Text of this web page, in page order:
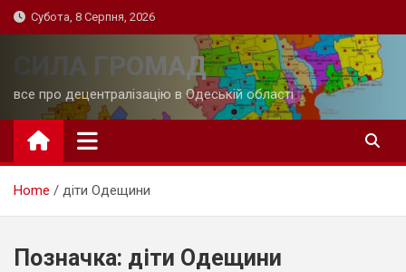
Skip
to
Субота, 8 Серпня, 2026
СИЛА ГРОМАД
все про децентралізацію в Одеській області
Home діти Одещини
Позначка: діти Одещини